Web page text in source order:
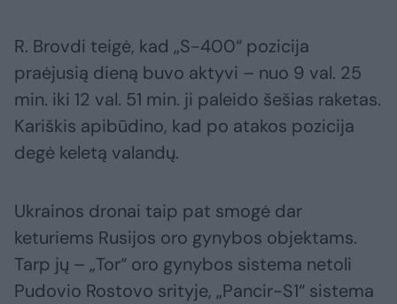
R. Brovdi teigė, kad „S-400“ pozicija
praėjusią dieną buvo aktyvi – nuo 9 val. 25
min. iki 12 val. 51 min. ji paleido šešias raketas.
Kariškis apibūdino, kad po atakos pozicija
degė keletą valandų.
Ukrainos dronai taip pat smogė dar
keturiems Rusijos oro gynybos objektams.
Tarp jų – „Tor“ oro gynybos sistema netoli
Pudovio Rostovo srityje, „Pancir-S1“ sistema